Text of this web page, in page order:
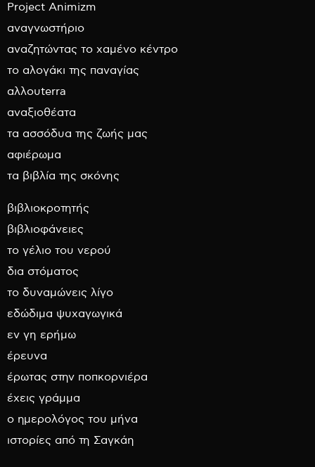
Project Animizm
αναγνωστήριο
αναζητώντας το χαμένο κέντρο
το αλογάκι της παναγίας
αλλουterra
αναξιοθέατα
τα ασσόδυα της ζωής μας
αφιέρωμα
τα βιβλία της σκόνης
βιβλιοκροτητής
βιβλιοφάνειες
το γέλιο του νερού
δια στόματος
το δυναμώνεις λίγο
εδώδιμα ψυχαγωγικά
εν γη ερήμω
έρευνα
έρωτας στην ποπκορνιέρα
έχεις γράμμα
ο ημερολόγος του μήνα
ιστορίες από τη Σαγκάη